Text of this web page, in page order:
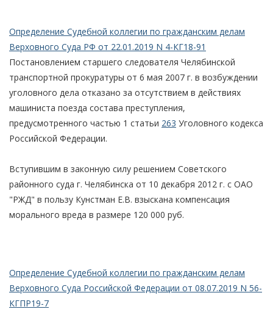
Определение Судебной коллегии по гражданским делам
Верховного Суда РФ от 22.01.2019 N 4-КГ18-91
Постановлением старшего следователя Челябинской
транспортной прокуратуры от 6 мая 2007 г. в возбуждении
уголовного дела отказано за отсутствием в действиях
машиниста поезда состава преступления,
предусмотренного частью 1 статьи 263 Уголовного кодекса
Российской Федерации.
Вступившим в законную силу решением Советского
районного суда г. Челябинска от 10 декабря 2012 г. с ОАО
"РЖД" в пользу Кунстман Е.В. взыскана компенсация
морального вреда в размере 120 000 руб.
Определение Судебной коллегии по гражданским делам
Верховного Суда Российской Федерации от 08.07.2019 N 56-
КГПР19-7